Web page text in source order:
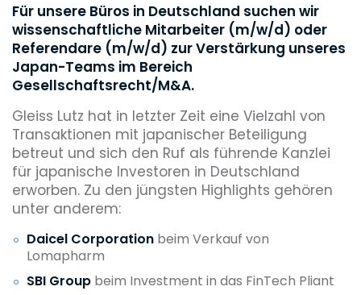
Für unsere Büros in Deutschland suchen wir
wissenschaftliche Mitarbeiter (m/w/d) oder
Referendare (m/w/d) zur Verstärkung unseres
Japan-Teams im Bereich
Gesellschaftsrecht/M&A.
Gleiss Lutz hat in letzter Zeit eine Vielzahl von
Transaktionen mit japanischer Beteiligung
betreut und sich den Ruf als führende Kanzlei
für japanische Investoren in Deutschland
erworben. Zu den jüngsten Highlights gehören
unter anderem:
Daicel Corporation beim Verkauf von
Lomapharm
SBI Group beim Investment in das FinTech Pliant